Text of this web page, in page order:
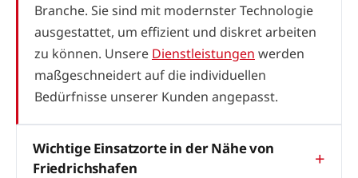
Branche. Sie sind mit modernster Technologie
ausgestattet, um effizient und diskret arbeiten
zu können. Unsere Dienstleistungen werden
maßgeschneidert auf die individuellen
Bedürfnisse unserer Kunden angepasst.
Wichtige Einsatzorte in der Nähe von
Friedrichshafen